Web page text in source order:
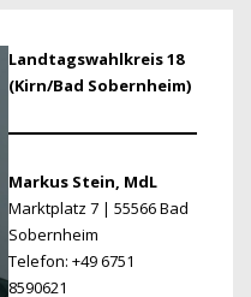
Landtagswahlkreis 18
(Kirn/Bad Sobernheim)
Markus Stein, MdL
Marktplatz 7 | 55566 Bad
Sobernheim
Telefon: +49 6751
8590621